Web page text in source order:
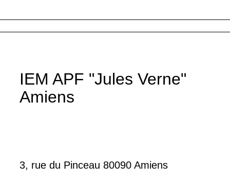
IEM APF "Jules Verne"
Amiens
3, rue du Pinceau 80090 Amiens